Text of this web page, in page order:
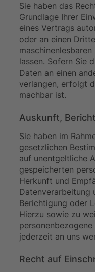
Sie haben das
Grundlage Ihrer
eines Vertrags
oder an einen
lassen. Sofern Sie
Daten an einen
verlangen, erfolgt
machbar ist.
Auskunft,
Sie haben im
gesetzlichen
auf unentgeltliche
gespeicherten
Herkunft und
Datenverarbeitung
Berichtigung oder
Hierzu sowie zu
jederzeit an uns
Recht auf